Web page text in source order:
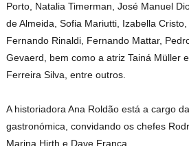
Porto, Natalia Timerman, José Manuel
de Almeida, Sofia Mariutti, Izabella
Fernando Rinaldi, Fernando Mattar,
Gevaerd, bem como a atriz Tainá Müller
Ferreira Silva, entre outros.
A historiadora Ana Roldão está a cargo
gastronómica, convidando os chefes
Marina Hirth e Dave França.